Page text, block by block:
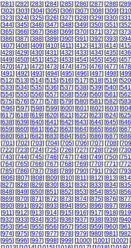
[281] [282] [283] [284] [285] [286] [287] [288] [289
[302] [303] [304] [305] [306] [307] [308] [309] [310
[323] [324] [325] [326] [327] [328] [329] [330] [331
[344] [345] [346] [347] [348] [349] [350] [351] [352
[365] [366] [367] [368] [369] [370] [371] [372] [373
[386] [387] [388] [389] [390] [391] [392] [393] [394
[407] [408] [409] [410] [411] [412] [413] [414] [415
[428] [429] [430] [431] [432] [433] [434] [435] [436
[449] [450] [451] [452] [453] [454] [455] [456] [457
[470] [471] [472] [473] [474] [475] [476] [477] [478
[491] [492] [493] [494] [495] [496] [497] [498] [499
[512] [513] [514] [515] [516] [517] [518] [519] [520
[533] [534] [535] [536] [537] [538] [539] [540] [541
[554] [555] [556] [557] [558] [559] [560] [561] [562
[575] [576] [577] [578] [579] [580] [581] [582] [583
[596] [597] [598] [599] [600] [601] [602] [603] [604
[617] [618] [619] [620] [621] [622] [623] [624] [625
[638] [639] [640] [641] [642] [643] [644] [645] [646
[659] [660] [661] [662] [663] [664] [665] [666] [667
[680] [681] [682] [683] [684] [685] [686] [687] [688
[701] [702] [703] [704] [705] [706] [707] [708] [709
[722] [723] [724] [725] [726] [727] [728] [729] [730
[743] [744] [745] [746] [747] [748] [749] [750] [751
[764] [765] [766] [767] [768] [769] [770] [771] [772
[785] [786] [787] [788] [789] [790] [791] [792] [793
[806] [807] [808] [809] [810] [811] [812] [813] [814
[827] [828] [829] [830] [831] [832] [833] [834] [835
[848] [849] [850] [851] [852] [853] [854] [855] [856
[869] [870] [871] [872] [873] [874] [875] [876] [877
[890] [891] [892] [893] [894] [895] [896] [897] [898
[911] [912] [913] [914] [915] [916] [917] [918] [919
[932] [933] [934] [935] [936] [937] [938] [939] [940
[953] [954] [955] [956] [957] [958] [959] [960] [961
[974] [975] [976] [977] [978] [979] [980] [981] [982
[995] [996] [997] [998] [999] [1000] [1001] [1002] [